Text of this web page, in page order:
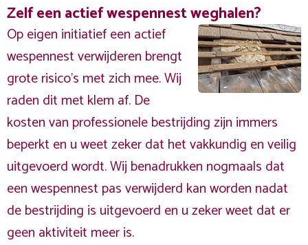
Zelf een actief wespennest weghalen?
Op eigen initiatief een actief
wespennest verwijderen brengt
grote risico’s met zich mee. Wij
raden dit met klem af. De
kosten van professionele bestrijding zijn immers
beperkt en u weet zeker dat het vakkundig en veilig
uitgevoerd wordt. Wij benadrukken nogmaals dat
een wespennest pas verwijderd kan worden nadat
de bestrijding is uitgevoerd en u zeker weet dat er
geen aktiviteit meer is.